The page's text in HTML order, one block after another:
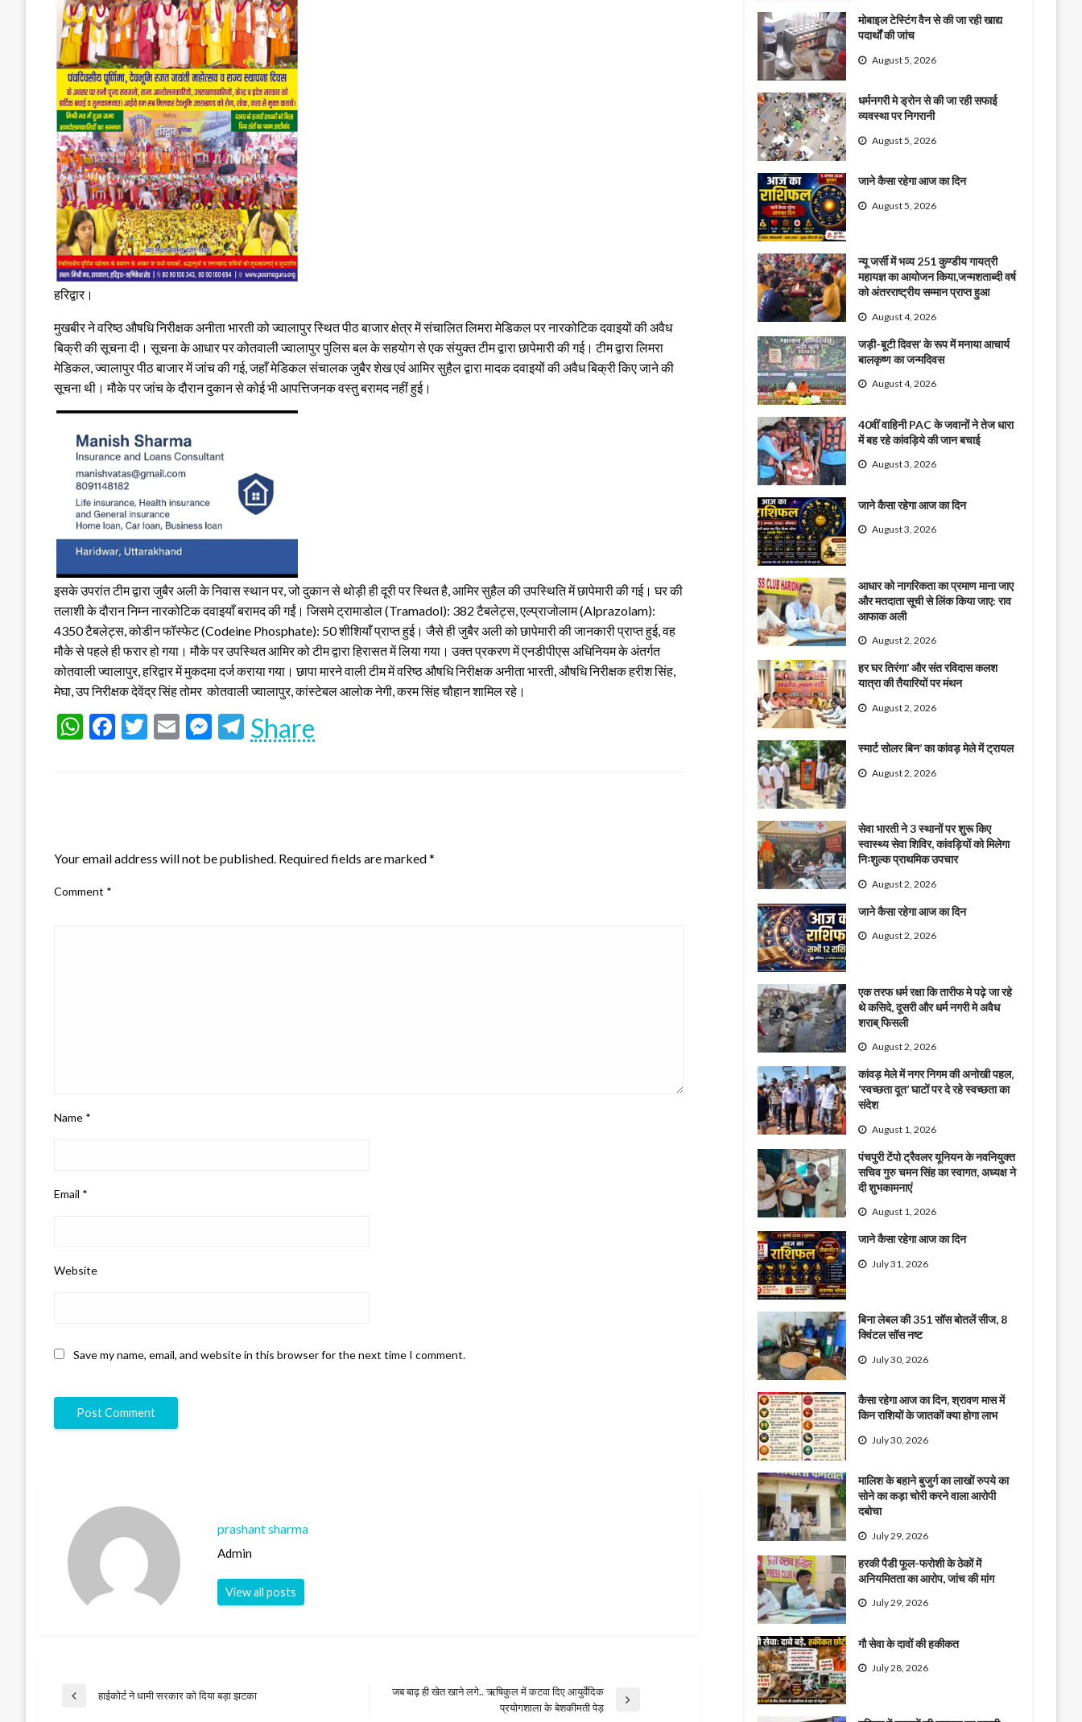
हरिद्वार।
मुखबीर ने वरिष्ठ औषधि निरीक्षक अनीता भारती को ज्वालापुर स्थित पीठ बाजार क्षेत्र में संचालित लिमरा मेडिकल पर नारकोटिक दवाइयों की अवैध
बिक्री की सूचना दी। सूचना के आधार पर कोतवाली ज्वालापुर पुलिस बल के सहयोग से एक संयुक्त टीम द्वारा छापेमारी की गई। टीम द्वारा लिमरा
मेडिकल, ज्वालापुर पीठ बाजार में जांच की गई, जहाँ मेडिकल संचालक जुबैर शेख एवं आमिर सुहैल द्वारा मादक दवाइयों की अवैध बिक्री किए जाने की
सूचना थी। मौके पर जांच के दौरान दुकान से कोई भी आपत्तिजनक वस्तु बरामद नहीं हुई।
इसके उपरांत टीम द्वारा जुबैर अली के निवास स्थान पर, जो दुकान से थोड़ी ही दूरी पर स्थित है, आमिर सुहैल की उपस्थिति में छापेमारी की गई। घर की
तलाशी के दौरान निम्न नारकोटिक दवाइयाँ बरामद की गईं। जिसमे ट्रामाडोल (Tramadol): 382 टैबलेट्स, एल्प्राजोलाम (Alprazolam):
4350 टैबलेट्स, कोडीन फॉस्फेट (Codeine Phosphate): 50 शीशियाँ प्राप्त हुई। जैसे ही जुबैर अली को छापेमारी की जानकारी प्राप्त हुई, वह
मौके से पहले ही फरार हो गया। मौके पर उपस्थित आमिर को टीम द्वारा हिरासत में लिया गया। उक्त प्रकरण में एनडीपीएस अधिनियम के अंतर्गत
कोतवाली ज्वालापुर, हरिद्वार में मुकदमा दर्ज कराया गया। छापा मारने वाली टीम में वरिष्ठ औषधि निरीक्षक अनीता भारती, औषधि निरीक्षक हरीश सिंह,
मेघा, उप निरीक्षक देवेंद्र सिंह तोमर कोतवाली ज्वालापुर, कांस्टेबल आलोक नेगी, करम सिंह चौहान शामिल रहे।
WhatsApp
Facebook
Twitter
EmailMessenger
Telegram
Share
Your email address will not be published. Required fields are marked*
Comment *
Name *
Email *
Website
Save my name, email, and website in this browser for the next time I comment.
prashant sharma
Admin
View all posts
Post
Previous
हाईकोर्ट ने धामी सरकार को दिया बड़ा झटका
जब बाढ़ ही खेत खाने लगे.. ऋषिकुल में कटवा दिए आयुर्वेदिक
प्रयोगशाला के बेशकीमती पेड़
मोबाइल टेस्टिंग वैन से की जा रही खाद्य
पदार्थों की जांच
August 5, 2026
धर्मनगरी मे ड्रोन से की जा रही सफाई
व्यवस्था पर निगरानी
August 5, 2026
जाने कैसा रहेगा आज का दिन
August 5, 2026
न्यू जर्सी में भव्य 251 कुण्डीय गायत्री
महायज्ञ का आयोजन किया,जन्मशताब्दी वर्ष
को अंतरराष्ट्रीय सम्मान प्राप्त हुआ
August 4, 2026
जड़ी-बूटी दिवस’ के रूप में मनाया आचार्य
बालकृष्ण का जन्मदिवस
August 4, 2026
40वीं वाहिनी PAC के जवानों ने तेज धारा
में बह रहे कांवड़िये की जान बचाई
August 3, 2026
जाने कैसा रहेगा आज का दिन
August 3, 2026
आधार को नागरिकता का प्रमाण माना जाए
और मतदाता सूची से लिंक किया जाए: राव
आफाक अली
August 2, 2026
हर घर तिरंगा’ और संत रविदास कलश
यात्रा की तैयारियों पर मंथन
August 2, 2026
स्मार्ट सोलर बिन’ का कांवड़ मेले में ट्रायल
August 2, 2026
सेवा भारती ने 3 स्थानों पर शुरू किए
स्वास्थ्य सेवा शिविर, कांवड़ियों को मिलेगा
निःशुल्क प्राथमिक उपचार
August 2, 2026
जाने कैसा रहेगा आज का दिन
August 2, 2026
एक तरफ धर्म रक्षा कि तारीफ मे पढ़े जा रहे
थे कसिदे, दूसरी और धर्म नगरी मे अवैध
शराब् फिसली
August 2, 2026
कांवड़ मेले में नगर निगम की अनोखी पहल,
‘स्वच्छता दूत’ घाटों पर दे रहे स्वच्छता का
संदेश
August 1, 2026
पंचपुरी टेंपो ट्रैवलर यूनियन के नवनियुक्त
सचिव गुरु चमन सिंह का स्वागत, अध्यक्ष ने
दी शुभकामनाएं
August 1, 2026
जाने कैसा रहेगा आज का दिन
July 31, 2026
बिना लेबल की 351 सॉस बोतलें सीज, 8
क्विंटल सॉस नष्ट
July 30, 2026
कैसा रहेगा आज का दिन, श्रावण मास में
किन राशियों के जातकों क्या होगा लाभ
July 30, 2026
मालिश के बहाने बुजुर्ग का लाखों रुपये का
सोने का कड़ा चोरी करने वाला आरोपी
दबोचा
July 29, 2026
हरकी पैडी फूल-फरोशी के ठेकों में
अनियमितता का आरोप, जांच की मांग
July 29, 2026
गौ सेवा के दावों की हकीकत
July 28, 2026